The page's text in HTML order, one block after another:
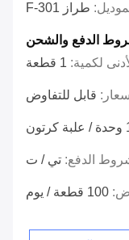
طراز F-301
الدفع والشحن
لكمية: 1 قطعة
قابل للتفاوض
الدفع: تي / ت
100 قطعة / يوم